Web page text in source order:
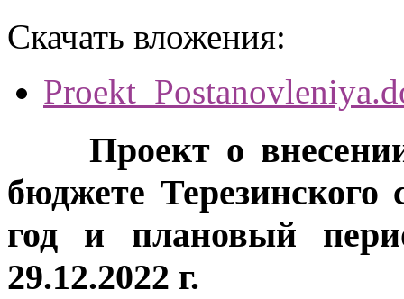
Скачать вложения:
Проект о внесении
бюджете Терезинского
год и плановый
29.12.2022 г.